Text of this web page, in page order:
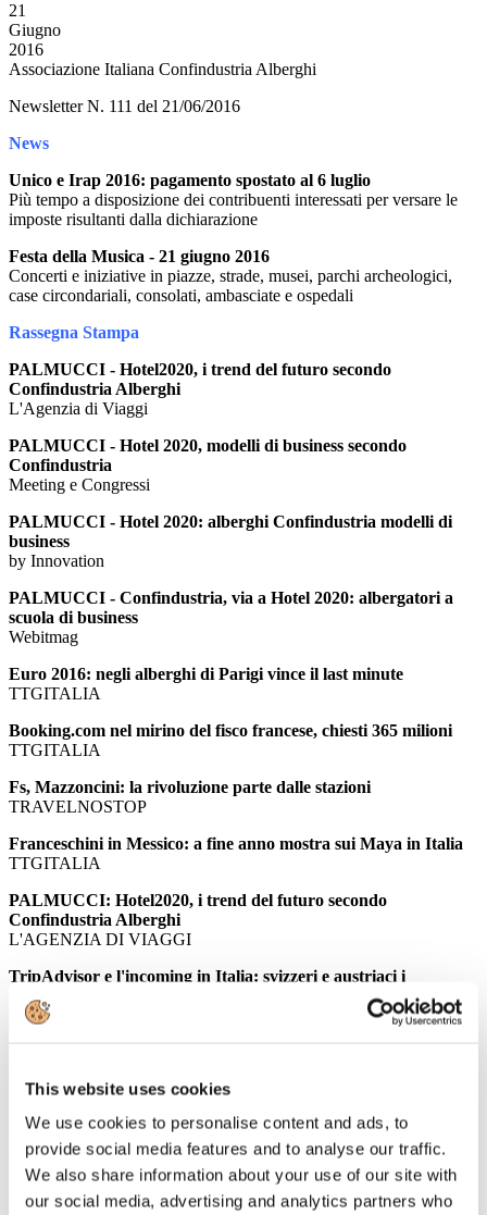
This website uses cookies
We use cookies to personalise content and ads, to
provide social media features and to analyse our traffic.
We also share information about your use of our site with
our social media, advertising and analytics partners who
21
Giugno
2016
Associazione Italiana Confindustria Alberghi
Newsletter N. 111 del 21/06/2016
News
Unico e Irap 2016: pagamento spostato al 6 luglio
Più tempo a disposizione dei contribuenti interessati per versare le
imposte risultanti dalla dichiarazione
Festa della Musica - 21 giugno 2016
Concerti e iniziative in piazze, strade, musei, parchi archeologici,
case circondariali, consolati, ambasciate e ospedali
Rassegna Stampa
PALMUCCI - Hotel2020, i trend del futuro secondo
Confindustria Alberghi
L'Agenzia di Viaggi
PALMUCCI - Hotel 2020, modelli di business secondo
Confindustria
Meeting e Congressi
PALMUCCI - Hotel 2020: alberghi Confindustria modelli di
business
by Innovation
PALMUCCI - Confindustria, via a Hotel 2020: albergatori a
scuola di business
Webitmag
Euro 2016: negli alberghi di Parigi vince il last minute
TTGITALIA
Booking.com nel mirino del fisco francese, chiesti 365 milioni
TTGITALIA
Fs, Mazzoncini: la rivoluzione parte dalle stazioni
TRAVELNOSTOP
Franceschini in Messico: a fine anno mostra sui Maya in Italia
TTGITALIA
PALMUCCI: Hotel2020, i trend del futuro secondo
Confindustria Alberghi
L'AGENZIA DI VIAGGI
TripAdvisor e l'incoming in Italia: svizzeri e austriaci i
principali fan del Belpaese
ITALIAN VENUE
EVENT REPORT
Roma perde appeal: in 10 anni 700mila presenze turistiche in
meno, a Milano il primato della crescita
EVENT REPORT
Italia primo paese per aziende del lusso: 29 i brand italiani fra i